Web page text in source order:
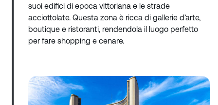
suoi edifici di epoca vittoriana e le strade
acciottolate. Questa zona è ricca di gallerie d’arte,
boutique e ristoranti, rendendola il luogo perfetto
per fare shopping e cenare.